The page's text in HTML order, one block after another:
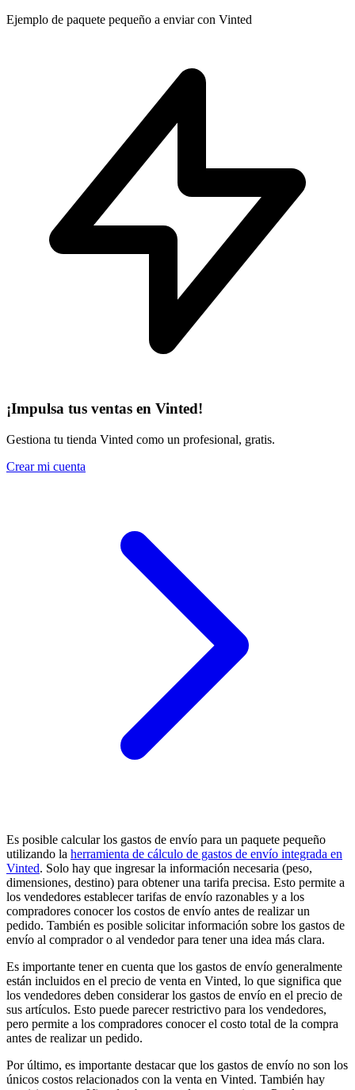
Ejemplo de paquete pequeño a enviar con Vinted
¡Impulsa tus ventas en Vinted!
Gestiona tu tienda Vinted como un profesional, gratis.
Crear mi cuenta
Es posible calcular los gastos de envío para un paquete pequeño
utilizando la herramienta de cálculo de gastos de envío integrada en
Vinted. Solo hay que ingresar la información necesaria (peso,
dimensiones, destino) para obtener una tarifa precisa. Esto permite a
los vendedores establecer tarifas de envío razonables y a los
compradores conocer los costos de envío antes de realizar un
pedido. También es posible solicitar información sobre los gastos de
envío al comprador o al vendedor para tener una idea más clara.
Es importante tener en cuenta que los gastos de envío generalmente
están incluidos en el precio de venta en Vinted, lo que significa que
los vendedores deben considerar los gastos de envío en el precio de
sus artículos. Esto puede parecer restrictivo para los vendedores,
pero permite a los compradores conocer el costo total de la compra
antes de realizar un pedido.
Por último, es importante destacar que los gastos de envío no son los
únicos costos relacionados con la venta en Vinted. También hay